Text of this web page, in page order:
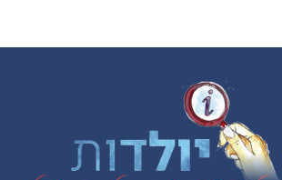
Footer